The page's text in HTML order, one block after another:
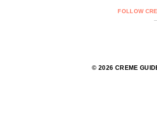
FOLLOW
© 2026 CREME